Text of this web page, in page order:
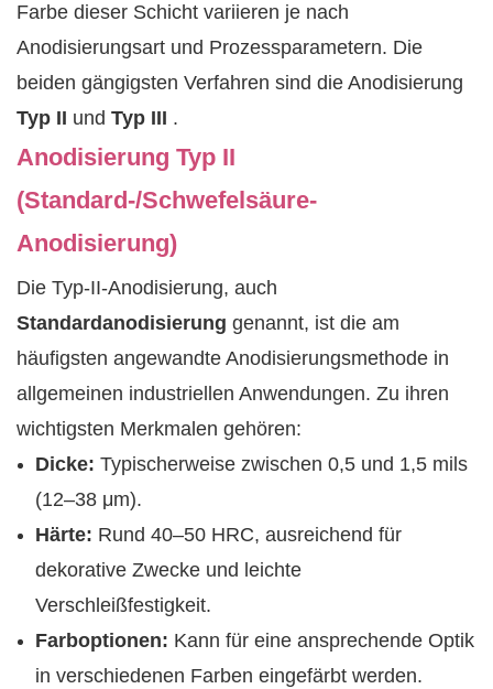
Farbe dieser Schicht variieren je nach
Anodisierungsart und Prozessparametern. Die
beiden gängigsten Verfahren sind die Anodisierung
Typ II und Typ III .
Anodisierung Typ II
(Standard-/Schwefelsäure-
Anodisierung)
Die Typ-II-Anodisierung, auch
Standardanodisierung genannt, ist die am
häufigsten angewandte Anodisierungsmethode in
allgemeinen industriellen Anwendungen. Zu ihren
wichtigsten Merkmalen gehören:
Dicke: Typischerweise zwischen 0,5 und 1,5 mils
(12–38 μm).
Härte: Rund 40–50 HRC, ausreichend für
dekorative Zwecke und leichte
Verschleißfestigkeit.
Farboptionen: Kann für eine ansprechende Optik
in verschiedenen Farben eingefärbt werden.